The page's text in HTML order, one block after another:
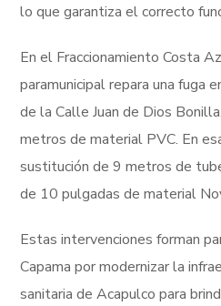
lo que garantiza el correcto
En el Fraccionamiento Costa
paramunicipal repara una fuga
de la Calle Juan de Dios
metros de material PVC. En
sustitución de 9 metros de
de 10 pulgadas de material
Estas intervenciones forman
Capama por modernizar la
sanitaria de Acapulco para